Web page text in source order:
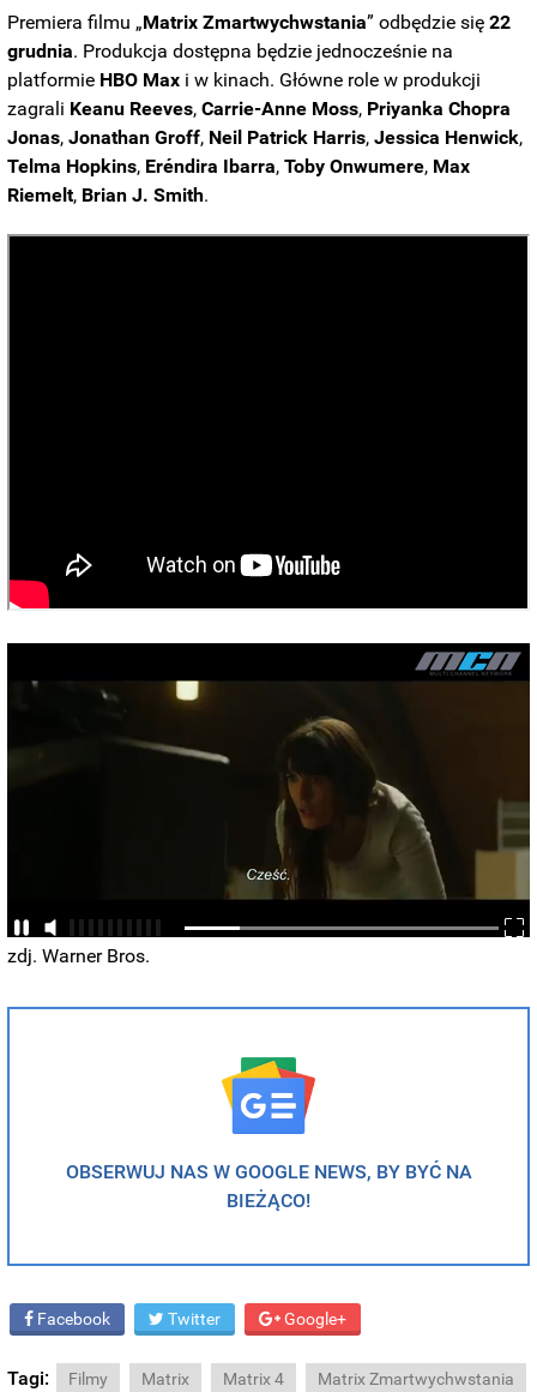
Premiera filmu „Matrix Zmartwychwstania” odbędzie się22
grudnia. Produkcja dostępna będzie jednocześnie na
platformie HBO Max i w kinach. Główne role w produkcji
zagrali Keanu Reeves,Carrie-Anne Moss, Priyanka Chopra
Jonas,Jonathan Groff, Neil Patrick Harris,Jessica Henwick,
Telma Hopkins, Eréndira Ibarra,Toby Onwumere, Max
Riemelt, Brian J. Smith.
zdj. Warner Bros.
OBSERWUJ NAS W GOOGLE NEWS, BY BYĆ NA
BIEŻĄCO!
Facebook Twitter Google+
Tagi: Filmy Matrix Matrix 4 Matrix Zmartwychwstania